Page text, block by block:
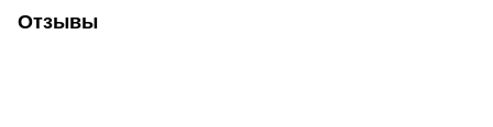
Отзывы